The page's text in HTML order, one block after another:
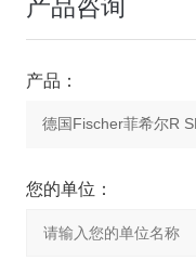
产品咨询
产品：
您的单位：